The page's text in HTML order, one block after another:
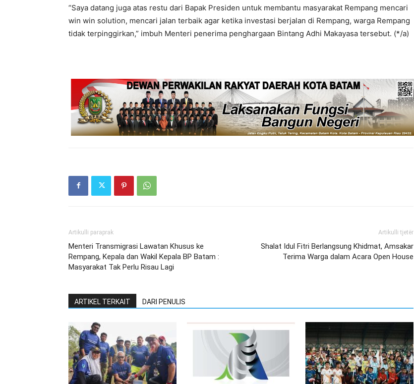
“Saya datang juga atas restu dari Bapak Presiden untuk membantu masyarakat Rempang mencari
win win solution, mencari jalan terbaik agar ketika investasi berjalan di Rempang, warga Rempang
tidak terpinggirkan,” imbuh Menteri penerima penghargaan Bintang Adhi Makayasa tersebut. (*/a)
Artikulli paraprak
Menteri Transmigrasi Lawatan Khusus ke
Rempang, Kepala dan Wakil Kepala BP Batam :
Masyarakat Tak Perlu Risau Lagi
Artikulli tjetër
Shalat Idul Fitri Berlangsung Khidmat, Amsakar
Terima Warga dalam Acara Open House
ARTIKEL TERKAIT DARI PENULIS